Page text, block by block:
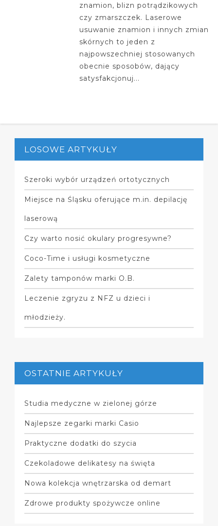
znamion, blizn potrądzikowych
czy zmarszczek. Laserowe
usuwanie znamion i innych zmian
skórnych to jeden z
najpowszechniej stosowanych
obecnie sposobów, dający
satysfakcjonuj...
LOSOWE ARTYKUŁY
Szeroki wybór urządzeń ortotycznych
Miejsce na Śląsku oferujące m.in. depilację
laserową
Czy warto nosić okulary progresywne?
Coco-Time i usługi kosmetyczne
Zalety tamponów marki O.B.
Leczenie zgryzu z NFZ u dzieci i
młodzieży.
OSTATNIE ARTYKUŁY
Studia medyczne w zielonej górze
Najlepsze zegarki marki Casio
Praktyczne dodatki do szycia
Czekoladowe delikatesy na święta
Nowa kolekcja wnętrzarska od demart
Zdrowe produkty spożywcze online